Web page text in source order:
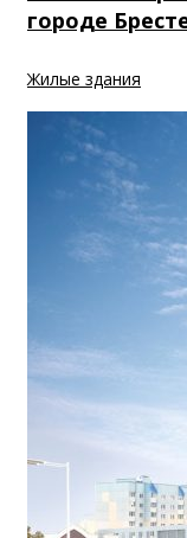
городе
Жилые здания